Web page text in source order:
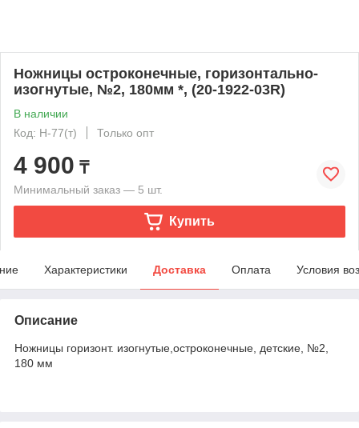
Ножницы остроконечные, горизонтально-
изогнутые, №2, 180мм *, (20-1922-03R)
В наличии
Код: Н-77(т)
Только опт
4 900 ₸
Минимальный заказ — 5 шт.
Купить
Характеристики Доставка Оплата Условия
Описание
Ножницы горизонт. изогнутые,остроконечные, детские, №2,
180 мм